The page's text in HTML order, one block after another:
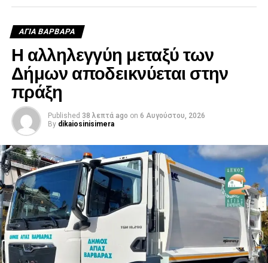
ΑΓΙΑ ΒΑΡΒΑΡΑ
Η αλληλεγγύη μεταξύ των
Δήμων αποδεικνύεται στην
πράξη
Published 38 λεπτά ago on 6 Αυγούστου, 2026
By dikaiosinisimera